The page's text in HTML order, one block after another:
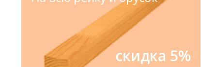
скидка 5%